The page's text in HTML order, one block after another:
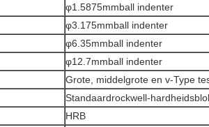
φ1.5875mmball indenter
φ3.175mmball indenter
φ6.35mmball indenter
φ12.7mmball indenter
Grote, middelgrote en v-Type
Standaardrockwell-
HRB